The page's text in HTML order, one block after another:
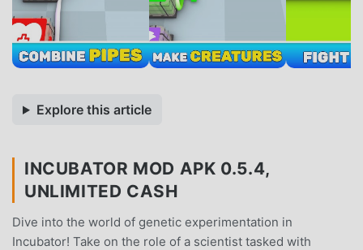
Explore this article
INCUBATOR MOD APK 0.5.4,
UNLIMITED CASH
Dive into the world of genetic experimentation in
Incubator! Take on the role of a scientist tasked with